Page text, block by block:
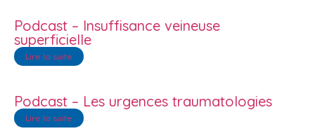
Podcast – Insuffisance veineuse
superficielle
Lire la suite
Podcast – Les urgences traumatologies
Lire la suite